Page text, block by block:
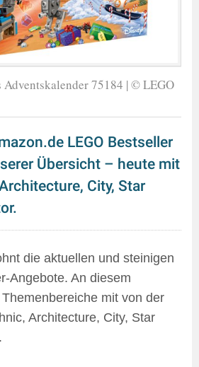
Adventskalender 75184 | © LEGO
LEGO Bestseller
Übersicht – heute mit
City, Star
die aktuellen und steinigen
Angebote. An diesem
mit von der
Architecture, City, Star